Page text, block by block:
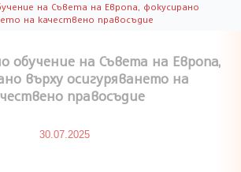
на Съвета на Европа, фокусирано
на качествено правосъдие
обучение на Съвета на Европа,
върху осигуряването на
правосъдие
30.07.2025